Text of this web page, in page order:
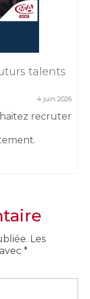
talents
4 juin 2026
recruter
Les
*